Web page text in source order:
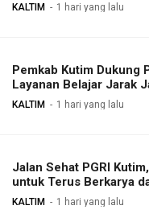
KALTIM 1 hari yang lalu
Pemkab Kutim Dukung
Layanan Belajar Jarak
KALTIM 1 hari yang lalu
Jalan Sehat PGRI
untuk Terus Berkarya
KALTIM 1 hari yang lalu